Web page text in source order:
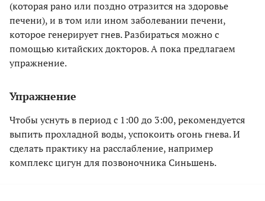
(которая рано или поздно отразится на здоровье
печени), и в том или ином заболевании печени,
которое генерирует гнев. Разбираться можно с
помощью китайских докторов. А пока предлагаем
упражнение.
Упражнение
Чтобы уснуть в период с 1:00 до 3:00, рекомендуется
выпить прохладной воды, успокоить огонь гнева. И
сделать практику на расслабление, например
комплекс цигун для позвоночника Синьшень.